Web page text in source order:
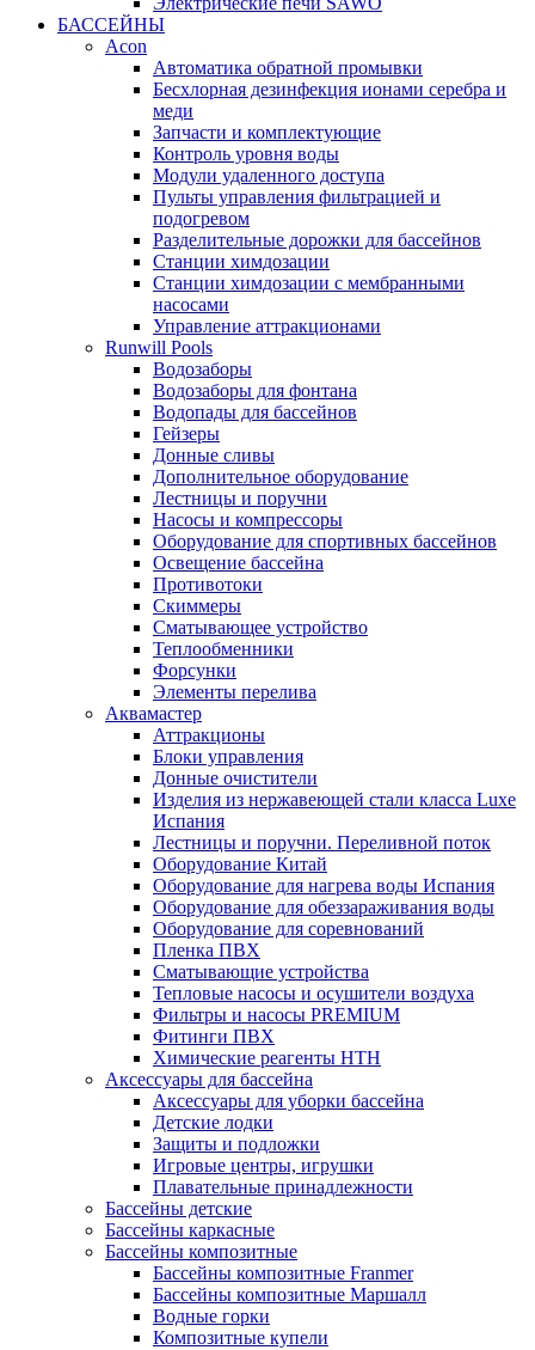
БАССЕЙНЫ
Acon
Автоматика обратной промывки
Беcхлорная дезинфекция ионами серебра и
меди
Запчасти и комплектующие
Контроль уровня воды
Модули удаленного доступа
Пульты управления фильтрацией и
подогревом
Разделительные дорожки для бассейнов
Станции химдозации
Станции химдозации с мембранными
насосами
Управление аттракционами
Runwill Pools
Водозаборы
Водозаборы для фонтана
Водопады для бассейнов
Гейзеры
Донные сливы
Дополнительное оборудование
Лестницы и поручни
Насосы и компрессоры
Оборудование для спортивных бассейнов
Освещение бассейна
Противотоки
Скиммеры
Сматывающее устройство
Теплообменники
Форсунки
Элементы перелива
Аквамастер
Аттракционы
Блоки управления
Донные очистители
Изделия из нержавеющей стали класса Luxe
Испания
Лестницы и поручни. Переливной поток
Оборудование Китай
Оборудование для нагрева воды Испания
Оборудование для обеззараживания воды
Оборудование для соревнований
Пленка ПВХ
Сматывающие устройства
Тепловые насосы и осушители воздуха
Фильтры и насосы PREMIUM
Фитинги ПВХ
Химические реагенты HTH
Аксессуары для бассейна
Аксессуары для уборки бассейна
Детские лодки
Защиты и подложки
Игровые центры, игрушки
Плавательные принадлежности
Бассейны детские
Бассейны каркасные
Бассейны композитные
Бассейны композитные Franmer
Бассейны композитные Маршалл
Водные горки
Композитные купели